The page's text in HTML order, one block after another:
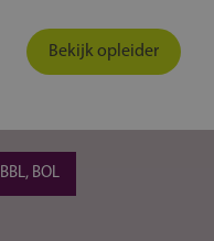
Bekijk opleider
BBL, BOL